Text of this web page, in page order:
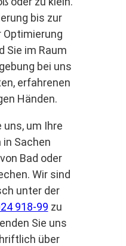
bis zur
Optimierung
Sie im Raum
bei uns
erfahrenen
Händen.
uns, um Ihre
Sachen
Bad oder
Wir sind
unter der
918-99 zu
Sie uns
über